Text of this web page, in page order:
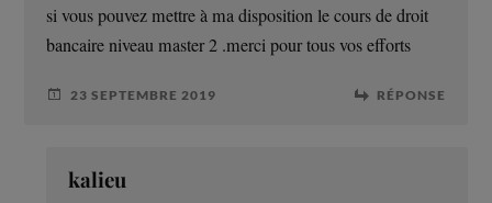
si vous pouvez mettre à ma disposition le cours de droit
bancaire niveau master 2 .merci pour tous vos efforts
23 SEPTEMBRE 2019 RÉPONSE
kalieu